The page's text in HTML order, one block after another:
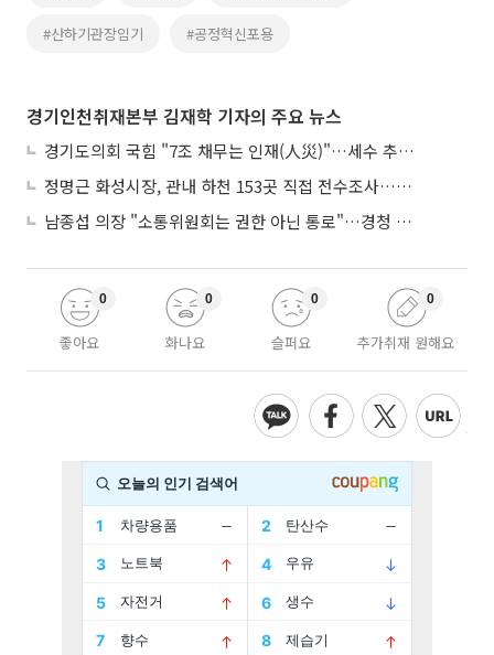
#산하기관장임기 #공정혁신포용
경기인천취재본부 김재학 기자의 주요 뉴스
경기도의회 국힘 "7조 채무는 인재(人災)"…세수 추계 조작 의혹 제기
정명근 화성시장, 관내 하천 153곳 직접 전수조사…불법시설 정비
남종섭 의장 "소통위원회는 권한 아닌 통로"…경청 의회 만든다
좋아요
0
화나요
0
슬퍼요
0
추가취재 원해요
0